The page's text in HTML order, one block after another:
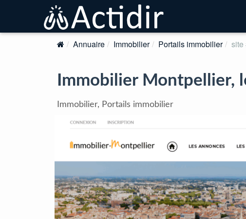
Annuaire Immobilier Portails immobilier site
Immobilier Montpellier,
Immobilier, Portails immobilier